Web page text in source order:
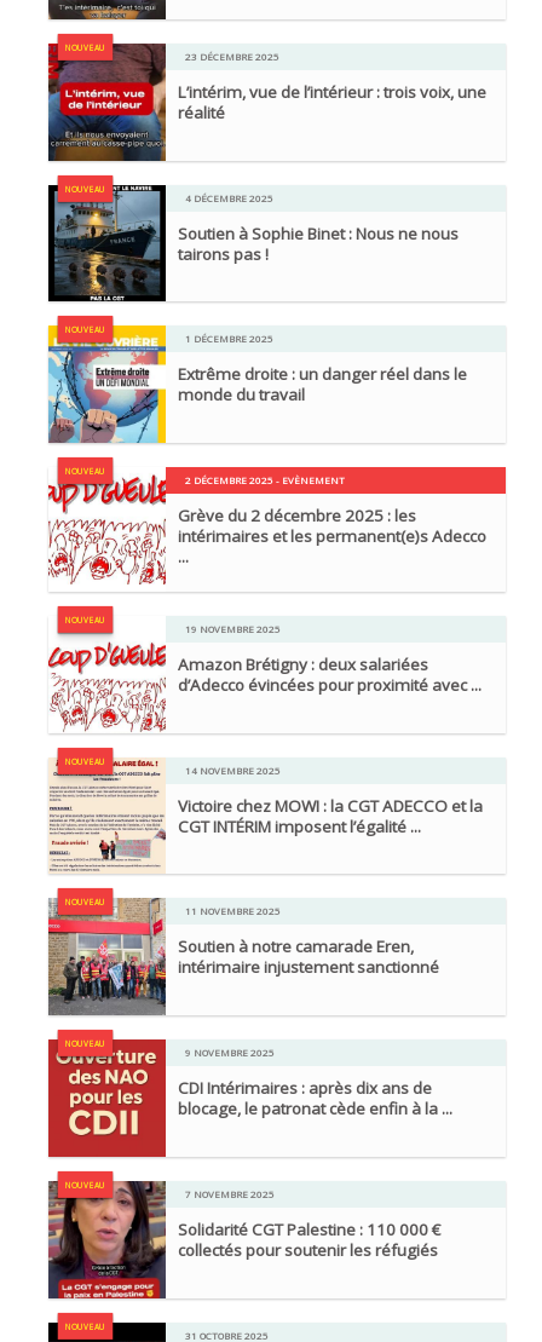
NOUVEAU
23 DÉCEMBRE 2025
L’intérim, vue de l’intérieur : trois voix, une
réalité
NOUVEAU
4 DÉCEMBRE 2025
Soutien à Sophie Binet : Nous ne nous
tairons pas !
NOUVEAU
1 DÉCEMBRE 2025
Extrême droite : un danger réel dans le
monde du travail
NOUVEAU
2 DÉCEMBRE 2025 - EVÈNEMENT
Grève du 2 décembre 2025 : les
intérimaires et les permanent(e)s Adecco
...
NOUVEAU
19 NOVEMBRE 2025
Amazon Brétigny : deux salariées
d’Adecco évincées pour proximité avec ...
NOUVEAU
14 NOVEMBRE 2025
Victoire chez MOWI : la CGT ADECCO et la
CGT INTÉRIM imposent l’égalité ...
NOUVEAU
11 NOVEMBRE 2025
Soutien à notre camarade Eren,
intérimaire injustement sanctionné
NOUVEAU
9 NOVEMBRE 2025
CDI Intérimaires : après dix ans de
blocage, le patronat cède enfin à la ...
NOUVEAU
7 NOVEMBRE 2025
Solidarité CGT Palestine : 110 000 €
collectés pour soutenir les réfugiés
NOUVEAU
31 OCTOBRE 2025